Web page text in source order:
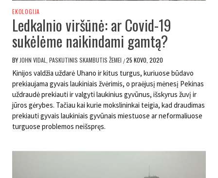
EKOLOGIJA
Ledkalnio viršūnė: ar Covid-19
sukėlėme naikindami gamtą?
BY JOHN VIDAL, PASKUTINIS SKAMBUTIS ŽEMEI /25 KOVO, 2020
Kinijos valdžia uždarė Uhano ir kitus turgus, kuriuose būdavo
prekiaujama gyvais laukiniais žvėrimis, o praėjusį mėnesį Pekinas
uždraudė prekiauti ir valgyti laukinius gyvūnus, išskyrus žuvį ir
jūros gėrybes. Tačiau kai kurie mokslininkai teigia, kad draudimas
prekiauti gyvais laukiniais gyvūnais miestuose ar neformaliuose
turguose problemos neišspręs.